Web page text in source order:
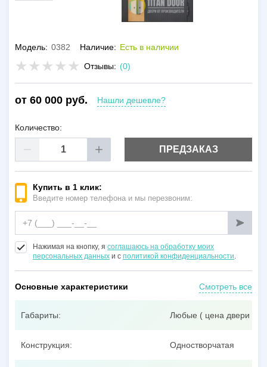
Модель: 0382 Наличие: Есть в наличии
Отзывы: (0)
от 60 000 руб. Нашли дешевле?
Количество:
ПРЕДЗАКАЗ
Купить в 1 клик:
Введите номер телефона и мы перезвоним:
Нажимая на кнопку, я соглашаюсь на обработку моих
персональных данных и с политикой конфиденциальности.
Основные характеристики Смотреть все
Габариты: Любые ( цена двери
Конструкция: Одностворчатая